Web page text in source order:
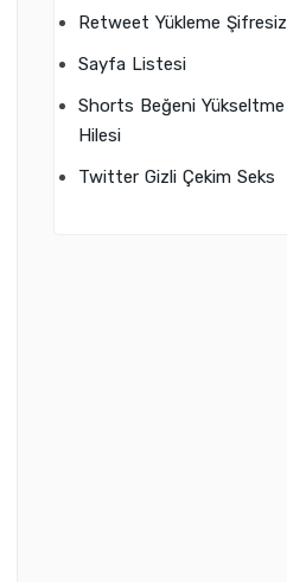
Retweet Yükleme Şifresiz
Sayfa Listesi
Shorts Beğeni Yükseltme
Hilesi
Twitter Gizli Çekim Seks